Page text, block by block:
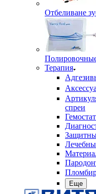
Отбеливане
Терапия
спреи
Еще